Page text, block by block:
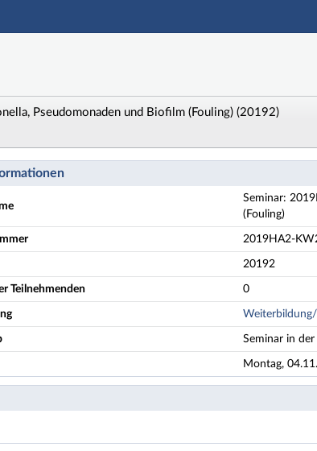
Hauptnavigation
Hauptinhalt
Fußzeile
Pseudomonaden und Biofilm (Fouling) (20192)
KW2 Kühlwasser - Seminar 2: Legionella,
Seminar:
(Fouling)
2019HA2-
20192
Teilnehmenden 0
Seminar in der
Montag,